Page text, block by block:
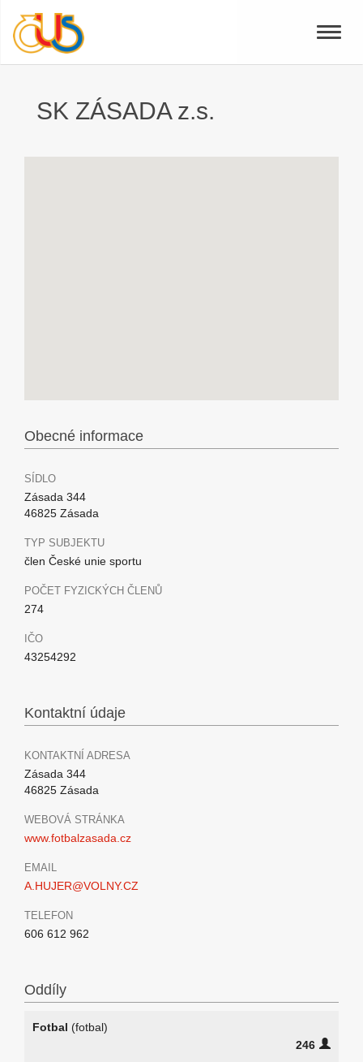
Toggle
SK ZÁSADA z.s.
Obecné informace
SÍDLO
Zásada 344
46825 Zásada
TYP SUBJEKTU
člen České unie sportu
POČET FYZICKÝCH ČLENŮ
274
IČO
43254292
Kontaktní údaje
KONTAKTNÍ ADRESA
Zásada 344
46825 Zásada
WEBOVÁ STRÁNKA
www.fotbalzasada.cz
EMAIL
A.HUJER@VOLNY.CZ
TELEFON
606 612 962
Oddíly
Fotbal (fotbal)
246